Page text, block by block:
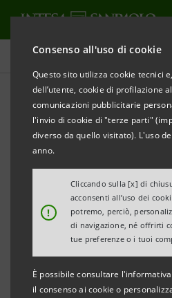
Consenso all'uso di cookie
Questo sito utilizza cookie tecnici
dell’utente, cookie di profilazione
comunicazioni pubblicitarie
l'invio di cookie di "terze parti"
diverso da quello visitato). L'uso
anno.
!
Cliccando sulla [x] di
acconsenti all’uso dei
potremo, perciò,
di navigazione, né offrirti
tue preferenze o i tuoi
È possibile consultare
il consenso ai cookie o
Comunicati stampa
STAMPA AGGIORNA
PROGRAMMA
LE PMI DI PIEMONTE, VALLE
IL PROGRAMMA DI INTESA
ALLE ECCELLENZE
Dodici le Imprese Vincenti
Fiorentini, La Mole,
per la categoria